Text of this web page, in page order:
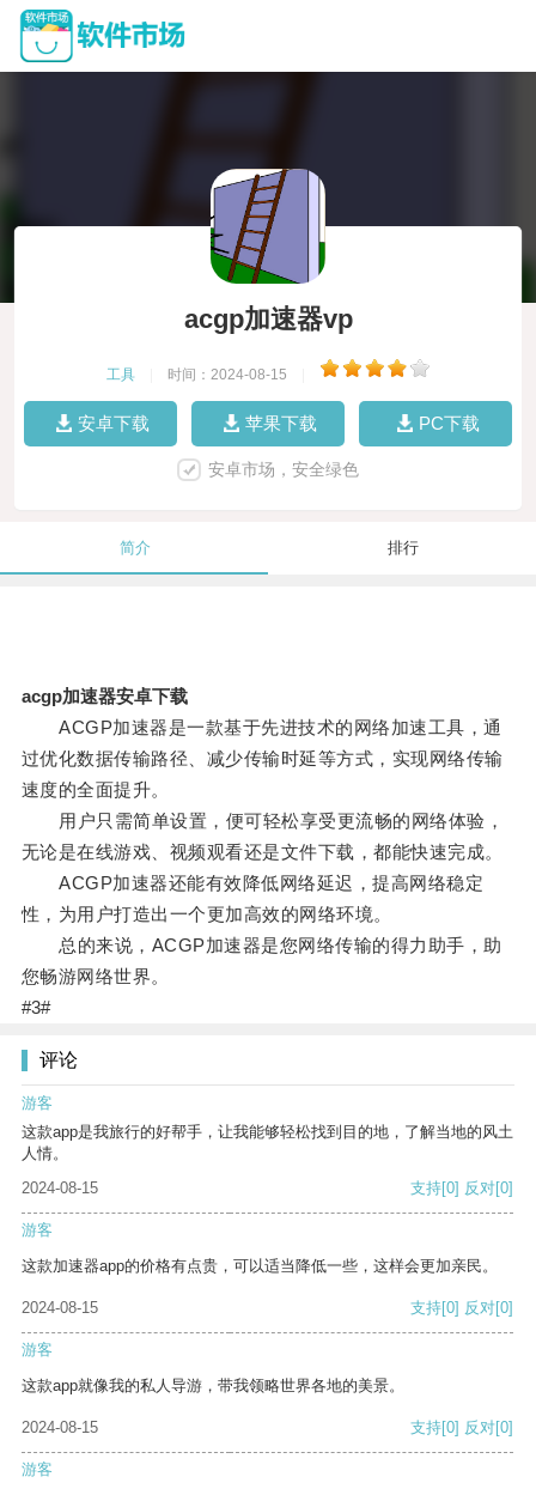
acgp加速器vp
工具 时间：2024-08-15
安卓下载 苹果下载 PC下载
安卓市场，安全绿色
简介 排行
acgp加速器安卓下载
ACGP加速器是一款基于先进技术的网络加速工具，通
过优化数据传输路径、减少传输时延等方式，实现网络传输
速度的全面提升。
用户只需简单设置，便可轻松享受更流畅的网络体验，
无论是在线游戏、视频观看还是文件下载，都能快速完成。
ACGP加速器还能有效降低网络延迟，提高网络稳定
性，为用户打造出一个更加高效的网络环境。
总的来说，ACGP加速器是您网络传输的得力助手，助
您畅游网络世界。
#3#
评论
游客
这款app是我旅行的好帮手，让我能够轻松找到目的地，了解当地的风土
人情。
2024-08-15
支持[0] 反对[0]
游客
这款加速器app的价格有点贵，可以适当降低一些，这样会更加亲民。
2024-08-15 支持[0] 反对[0]
游客
这款app就像我的私人导游，带我领略世界各地的美景。
2024-08-15 支持[0] 反对[0]
游客